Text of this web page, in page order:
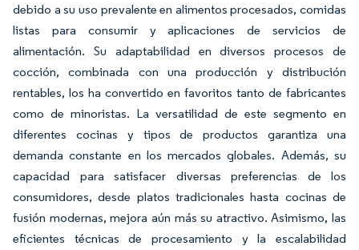
debido a su uso prevalente en alimentos procesados, comidas
listas para consumir y aplicaciones de servicios de
alimentación. Su adaptabilidad en diversos procesos de
cocción, combinada con una producción y distribución
rentables, los ha convertido en favoritos tanto de fabricantes
como de minoristas. La versatilidad de este segmento en
diferentes cocinas y tipos de productos garantiza una
demanda constante en los mercados globales. Además, su
capacidad para satisfacer diversas preferencias de los
consumidores, desde platos tradicionales hasta cocinas de
fusión modernas, mejora aún más su atractivo. Asimismo, las
eficientes técnicas de procesamiento y la escalabilidad